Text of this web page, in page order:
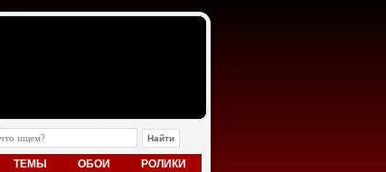
ТЕМЫ ОБОИ РОЛИКИ